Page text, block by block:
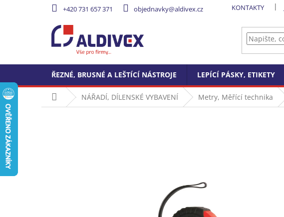
+420 731 657 371 objednavky@aldivex.cz KONTAKTY
ŘEZNÉ, BRUSNÉ A LEŠTÍCÍ NÁSTROJE LEPÍCÍ PÁSKY, ETIKETY
Domů NÁŘADÍ, DÍLENSKÉ VYBAVENÍ Metry, Měřící technika